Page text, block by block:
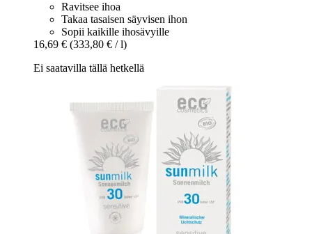
Ravitsee ihoa
Takaa tasaisen säyvisen ihon
Sopii kaikille ihosävyille
16,69 € (333,80 € / l)
Ei saatavilla tällä hetkellä